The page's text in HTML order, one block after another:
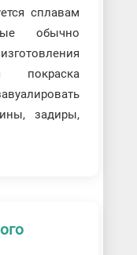
сплавам
обычно
покраска
задиры,